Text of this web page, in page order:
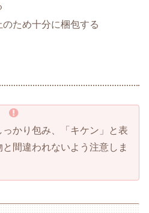
ため十分に梱包する
かり包み、「キケン」と表
間違われないよう注意しま